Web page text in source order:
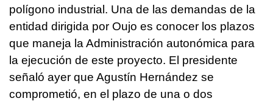
polígono industrial. Una de las demandas de la
entidad dirigida por Oujo es conocer los plazos
que maneja la Administración autonómica para
la ejecución de este proyecto. El presidente
señaló ayer que Agustín Hernández se
comprometió, en el plazo de una o dos